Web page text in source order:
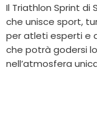
Il Triathlon Sprint di
che unisce sport,
per atleti esperti e
che potrà godersi
nell’atmosfera